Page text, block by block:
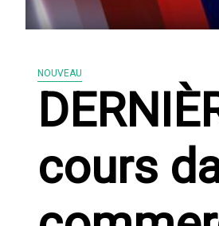
NOUVEAU
cours